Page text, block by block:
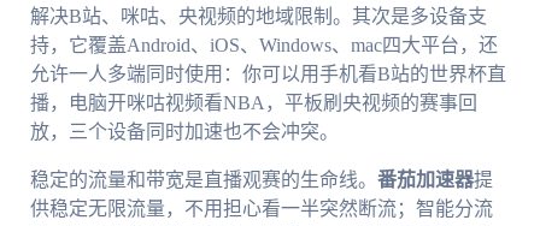
解决B站、咪咕、央视频的地域限制。其次是多设备支
持，它覆盖Android、iOS、Windows、mac四大平台，还
允许一人多端同时使用：你可以用手机看B站的世界杯直
播，电脑开咪咕视频看NBA，平板刷央视频的赛事回
放，三个设备同时加速也不会冲突。
稳定的流量和带宽是直播观赛的生命线。 番茄加速器提
供稳定无限流量，不用担心看一半突然断流；智能分流